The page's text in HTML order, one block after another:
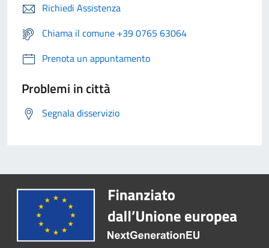
Richiedi Assistenza
Chiama il comune +39 0765 63064
Prenota un appuntamento
Problemi in città
Segnala disservizio